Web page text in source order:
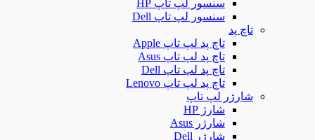
سنسور لپ تاپ HP
سنسور لپ تاپ Dell
تاچ پد
تاچ پد لپ تاپ Apple
تاچ پد لپ تاپ Asus
تاچ پد لپ تاپ Dell
تاچ پد لپ تاپ Lenovo
شارژر لپ تاپ
شارژ HP
شارژر Asus
شارژر Dell